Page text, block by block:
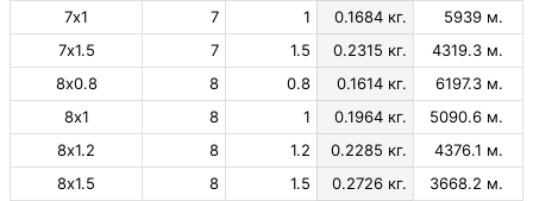
7х1
7 1 0.1684 кг.
5939 м.
7х1.5
7 1.5 0.2315 кг.
4319.3 м.
8х0.8
8 0.8 0.1614 кг.
6197.3 м.
8х1
8 1 0.1964 кг.
5090.6 м.
8х1.2
8 1.2 0.2285 кг.
4376.1 м.
8х1.5
8 1.5 0.2726 кг.
3668.2 м.